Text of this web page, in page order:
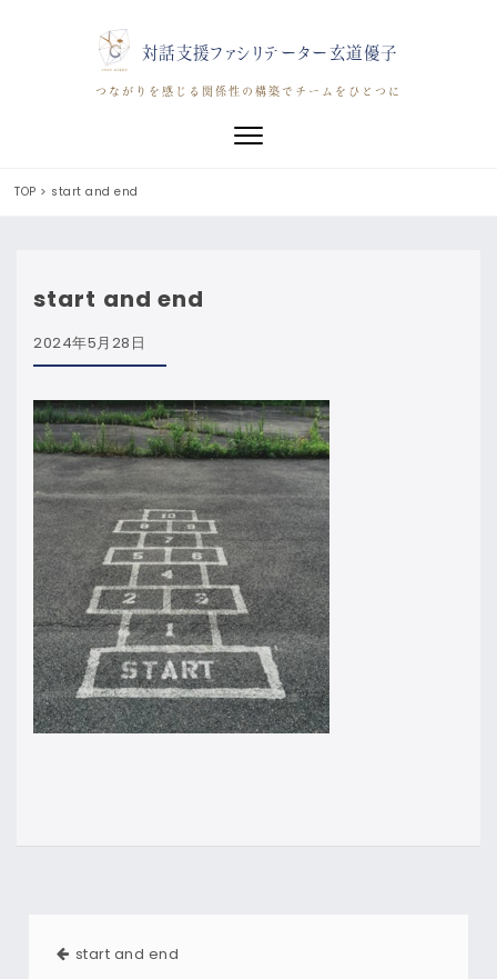
対話支援ファシリテーター玄道優子
つながりを感じる関係性の構築でチームをひとつに
Toggle navigation
TOP > start and end
start and end
2024年5月28日
start and end